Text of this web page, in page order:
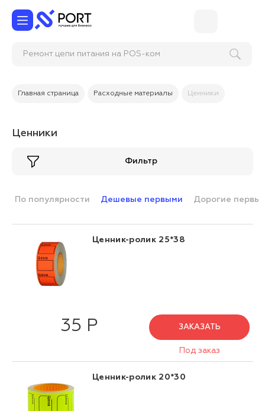
Ремонт цепи питания на POS-
Главная страница Расходные материалы Ценники
Ценники
Фильтр
По популярности Дешевые первыми Дорогие
Ценник-ролик 25*38
35 Р ЗАКАЗАТЬ
Под заказ
Ценник-ролик 20*30